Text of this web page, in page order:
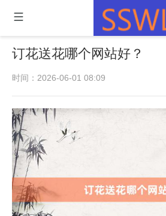
订花送花哪个网站好？
时间：2026-06-01 08:09